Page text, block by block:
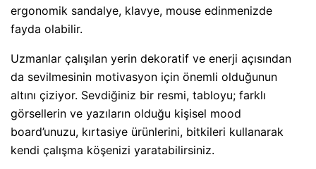
ergonomik sandalye, klavye, mouse edinmenizde
fayda olabilir.
Uzmanlar çalışılan yerin dekoratif ve enerji açısından
da sevilmesinin motivasyon için önemli olduğunun
altını çiziyor. Sevdiğiniz bir resmi, tabloyu; farklı
görsellerin ve yazıların olduğu kişisel mood
board’unuzu, kırtasiye ürünlerini, bitkileri kullanarak
kendi çalışma köşenizi yaratabilirsiniz.